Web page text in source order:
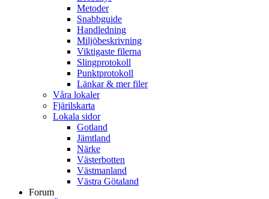
Metoder
Snabbguide
Handledning
Miljöbeskrivning
Viktigaste filerna
Slingprotokoll
Punktprotokoll
Länkar & mer filer
Våra lokaler
Fjärilskarta
Lokala sidor
Gotland
Jämtland
Närke
Västerbotten
Västmanland
Västra Götaland
Forum